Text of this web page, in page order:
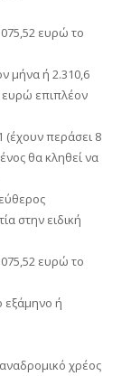
ευρώ το
μήνα ή 2.310,6
ευρώ επιπλέον
(έχουν περάσει 8
θα κληθεί να
στην ειδική
ευρώ το
εξάμηνο ή
χρέος